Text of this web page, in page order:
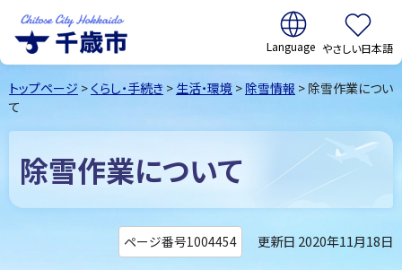
千歳市Chitose
City Hokkaido
翻訳:
やさしい日本語
トップページ > くらし・手続き > 生活・環境 > 除雪情報 > 除雪作業につい
て
除雪作業について
ページ番号1004454 更新日 2020年11月18日